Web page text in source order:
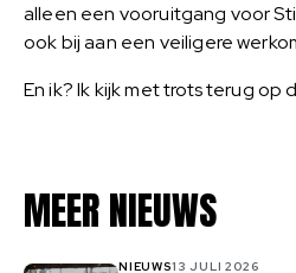
alleen een vooruitgang voor
ook bij aan een veiligere
En ik? Ik kijk met trots terug op
MEER NIEUWS
NIEUWS13 JULI 2026